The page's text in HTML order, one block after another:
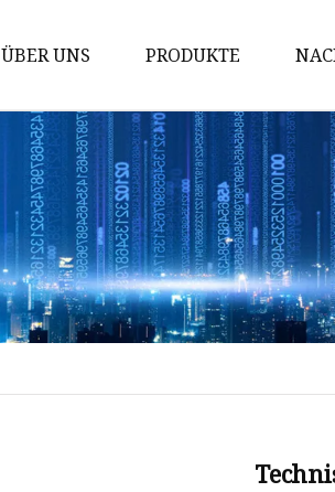
ÜBER UNS PRODUKTE
Hartmetallstab
Hartmetall-
Hartmetalleinsätze
Hartmetall-
Tipps für den
Hartmetall-
Wolframkarbidstifte